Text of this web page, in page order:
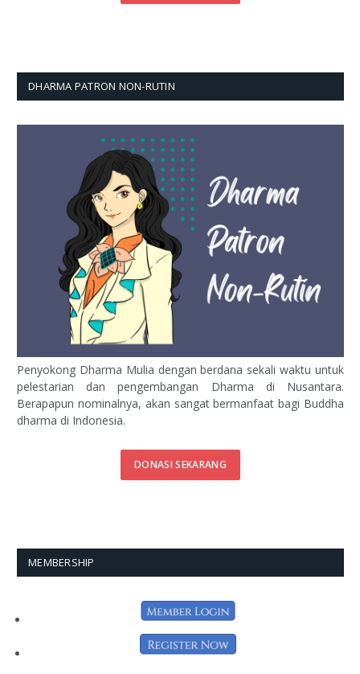
DHARMA PATRON NON-RUTIN
Penyokong Dharma Mulia dengan berdana sekali waktu untuk
pelestarian dan pengembangan Dharma di Nusantara.
Berapapun nominalnya, akan sangat bermanfaat bagi Buddha
dharma di Indonesia.
DONASI SEKARANG
MEMBERSHIP